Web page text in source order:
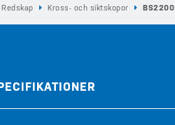
Redskap Kross- och siktskopor BS2200